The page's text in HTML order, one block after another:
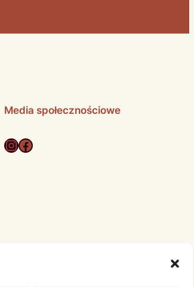
Media społecznościowe
InstagramFacebook